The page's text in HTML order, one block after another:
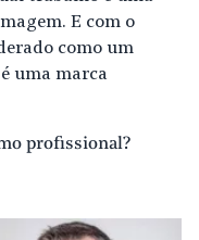
E com o
como um
uma marca
profissional?